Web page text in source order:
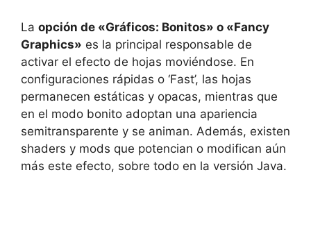
La opción de «Gráficos: Bonitos» o «Fancy
Graphics» es la principal responsable de
activar el efecto de hojas moviéndose. En
configuraciones rápidas o ‘Fast’, las hojas
permanecen estáticas y opacas, mientras que
en el modo bonito adoptan una apariencia
semitransparente y se animan. Además, existen
shaders y mods que potencian o modifican aún
más este efecto, sobre todo en la versión Java.